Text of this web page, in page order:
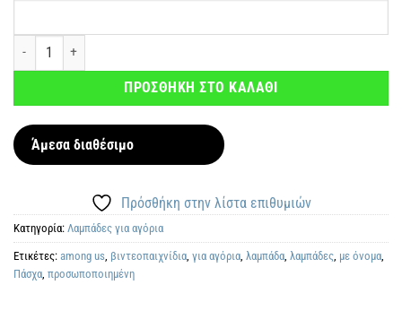
Αρωματική λαμπάδα Ζουν Ανάμεσά μας - Κόκκινη με όνομα ποσότητα
ΠΡΟΣΘΗΚΗ ΣΤΟ ΚΑΛΑΘΙ
Άμεσα διαθέσιμο
Πρόσθήκη στην λίστα επιθυμιών
Κατηγορία: Λαμπάδες για αγόρια
Ετικέτες: among us βιντεοπαιχνίδια για αγόρια λαμπάδα λαμπάδες με όνομα
Πάσχα προσωποποιημένη